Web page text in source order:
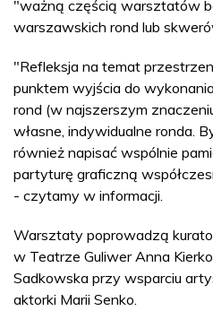
"ważną częścią warsztatów
warszawskich rond lub
"Refleksja na temat
punktem wyjścia do
rond (w najszerszym
własne, indywidualne ronda.
również napisać wspólnie
partyturę graficzną
- czytamy w informacji.
Warsztaty poprowadzą
w Teatrze Guliwer Anna
Sadkowska przy wsparciu
aktorki Marii Senko.